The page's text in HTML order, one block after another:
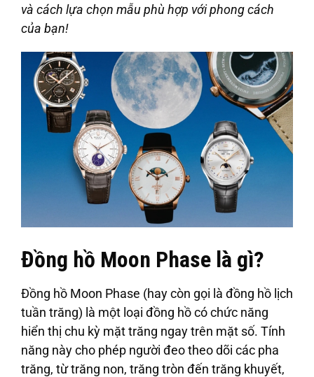
và cách lựa chọn mẫu phù hợp với phong cách
của bạn!
Đồng hồ Moon Phase là gì?
Đồng hồ Moon Phase (hay còn gọi là đồng hồ lịch
tuần trăng) là một loại đồng hồ có chức năng
hiển thị chu kỳ mặt trăng ngay trên mặt số. Tính
năng này cho phép người đeo theo dõi các pha
trăng, từ trăng non, trăng tròn đến trăng khuyết,